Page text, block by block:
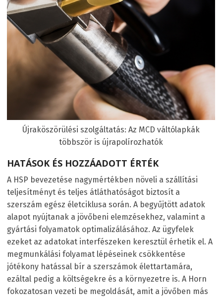
Újraköszörülési szolgáltatás: Az MCD váltólapkák
többször is újrapolírozhatók
HATÁSOK ÉS HOZZÁADOTT ÉRTÉK
A HSP bevezetése nagymértékben növeli a szállítási
teljesítményt és teljes átláthatóságot biztosít a
szerszám egész életciklusa során. A begyűjtött adatok
alapot nyújtanak a jövőbeni elemzésekhez, valamint a
gyártási folyamatok optimalizálásához. Az ügyfelek
ezeket az adatokat interfészeken keresztül érhetik el. A
megmunkálási folyamat lépéseinek csökkentése
jótékony hatással bír a szerszámok élettartamára,
ezáltal pedig a költségekre és a környezetre is. A Horn
fokozatosan vezeti be megoldását, amit a jövőben más